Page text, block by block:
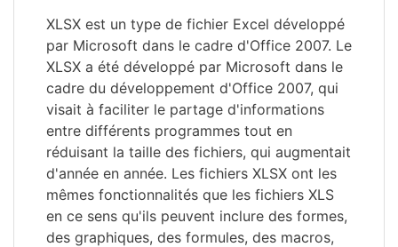
XLSX est un type de fichier Excel développé
par Microsoft dans le cadre d'Office 2007. Le
XLSX a été développé par Microsoft dans le
cadre du développement d'Office 2007, qui
visait à faciliter le partage d'informations
entre différents programmes tout en
réduisant la taille des fichiers, qui augmentait
d'année en année. Les fichiers XLSX ont les
mêmes fonctionnalités que les fichiers XLS
en ce sens qu'ils peuvent inclure des formes,
des graphiques, des formules, des macros,